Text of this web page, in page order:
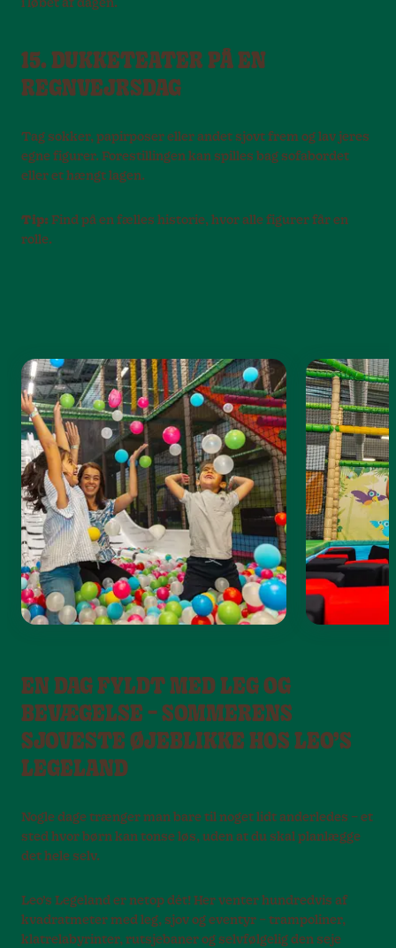
i løbet af dagen.
15. DUKKETEATER PÅ EN
REGNVEJRSDAG
Tag sokker, papirposer eller andet sjovt frem og lav jeres
egne figurer. Forestillingen kan spilles bag sofabordet
eller et hængt lagen.
Tip: Find på en fælles historie, hvor alle figurer får en
rolle.
EN DAG FYLDT MED LEG OG
BEVÆGELSE – SOMMERENS
SJOVESTE ØJEBLIKKE HOS LEO’S
LEGELAND
Nogle dage trænger man bare til noget lidt anderledes – et
sted hvor børn kan tonse løs, uden at du skal planlægge
det hele selv.
Leo’s Legeland er netop dét! Her venter hundredvis af
kvadratmeter med leg, sjov og eventyr – trampoliner,
klatrelabyrinter, rutsjebaner og selvfølgelig den seje